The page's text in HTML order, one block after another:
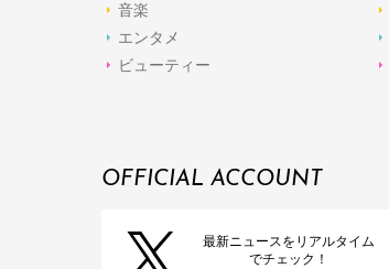
音楽
エンタメ
ビューティー
OFFICIAL ACCOUNT
最新ニュースをリアルタイム
でチェック！